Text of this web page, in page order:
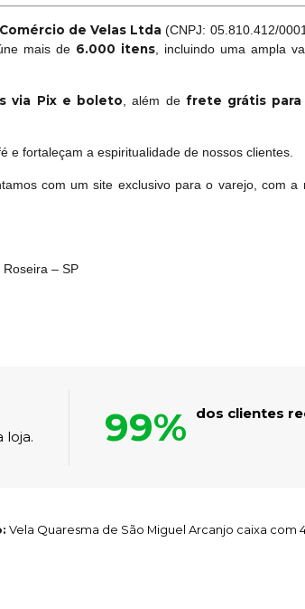
de Velas Ltda (CNPJ: 05.810.412/
mais de 6.000 itens , incluindo uma ampla
via Pix e boleto , além de frete grátis para
e fortaleçam a espiritualidade de nossos clientes.
com um site exclusivo para o varejo, com a
– SP
loja. 99% dos clientes
Vela Quaresma de São Miguel Arcanjo caixa com